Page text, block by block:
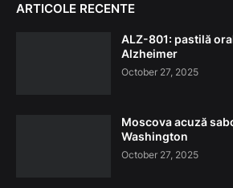
ARTICOLE RECENTE
ALZ-801: pastilă
Alzheimer
October 27, 2025
Moscova acuză
Washington
October 27, 2025